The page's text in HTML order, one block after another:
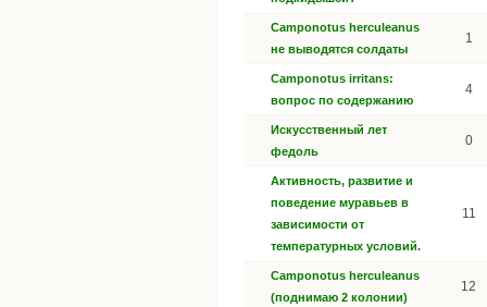
Camponotus herculeanus
не выводятся солдаты
1
Camponotus irritans:
вопрос по содержанию
4
Искусственный лет
федоль
0
Активность, развитие и
поведение муравьев в
зависимости от
температурных условий.
11
Сamponotus herculeanus
(поднимаю 2 колонии)
12